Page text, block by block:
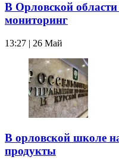
В Орловской
мониторинг
13:27 | 26 Май
В орловской школе
продукты